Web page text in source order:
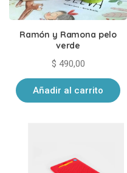
Ramón y Ramona pelo
verde
$ 490,00
Añadir al carrito